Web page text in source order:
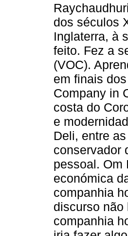
dos séculos
Inglaterra, à
feito. Fez a
(VOC).
em finais
Company in
costa do
e
Deli, entre
conservador
pessoal. Om
económica
companhia
discurso não
companhia